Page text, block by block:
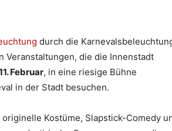
durch die
Veranstaltungen, die die Innenstadt
Februar, in eine riesige Bühne
in der Stadt besuchen.
Kostüme, Slapstick-Comedy